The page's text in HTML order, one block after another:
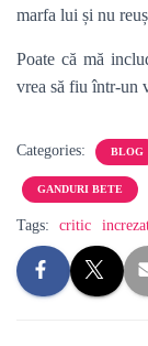
marfa lui și nu
Poate că mă
vrea să fiu într-un
Categories: BLOG
GANDURI BETE
Tags: critic